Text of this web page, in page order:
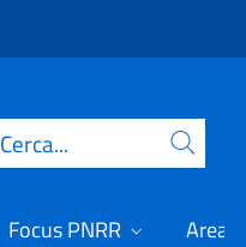
Cerca
Focus PNRR Area